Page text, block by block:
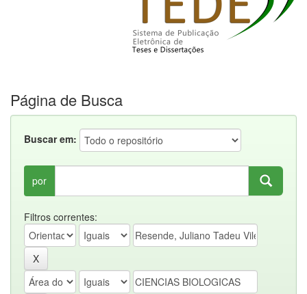
Página de Busca
Buscar em:
por
Filtros correntes: